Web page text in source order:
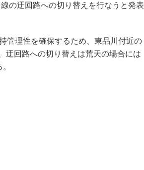
の迂回路への切り替えを行なうと発表
管理性を確保するため、東品川付近の
迂回路への切り替えは荒天の場合には